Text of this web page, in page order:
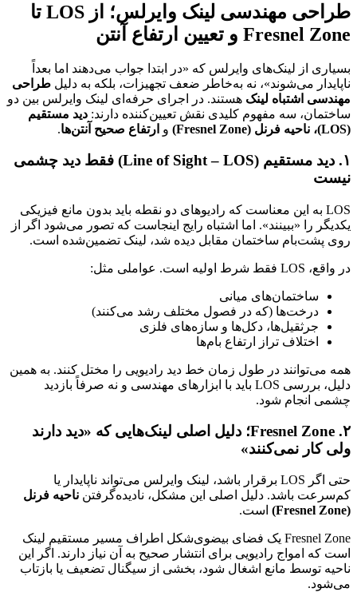
طراحی مهندسی لینک وایرلس؛ از LOS تا
Fresnel Zone و تعیین ارتفاع آنتن
بسیاری از لینک‌های وایرلس که «در ابتدا جواب می‌دهند اما بعداً
ناپایدار می‌شوند»، نه به‌خاطر ضعف تجهیزات، بلکه به دلیل طراحی
مهندسی اشتباه لینک هستند. در اجرای حرفه‌ای لینک وایرلس بین دو
ساختمان، سه مفهوم کلیدی نقش تعیین‌کننده دارند: دید مستقیم
(LOS)، ناحیه فرنل (Fresnel Zone)
و ارتفاع صحیح آنتن‌ها.
۱. دید مستقیم (Line of Sight – LOS) فقط دید چشمی
نیست
LOS به این معناست که رادیوهای دو نقطه باید بدون مانع فیزیکی
یکدیگر را «ببینند». اما اشتباه رایج اینجاست که تصور می‌شود اگر از
روی پشت‌بام ساختمان مقابل دیده شد، لینک تضمین‌شده است.
در واقع، LOS فقط شرط اولیه است. عواملی مثل:
ساختمان‌های میانی
درخت‌ها (که در فصول مختلف رشد می‌کنند)
جرثقیل‌ها، دکل‌ها و سازه‌های فلزی
اختلاف تراز ارتفاع بام‌ها
همه می‌توانند در طول زمان خط دید رادیویی را مختل کنند. به همین
دلیل، بررسی LOS باید با ابزارهای مهندسی و نه صرفاً بازدید
چشمی انجام شود.
۲. Fresnel Zone؛ دلیل اصلی لینک‌هایی که «دید دارند
ولی کار نمی‌کنند»
حتی اگر LOS برقرار باشد، لینک وایرلس می‌تواند ناپایدار یا
کم‌سرعت باشد. دلیل اصلی این مشکل، نادیده‌گرفتن ناحیه فرنل
(Fresnel Zone)
است.
Fresnel Zone یک فضای بیضوی‌شکل اطراف مسیر مستقیم لینک
است که امواج رادیویی برای انتشار صحیح به آن نیاز دارند. اگر این
ناحیه توسط مانع اشغال شود، بخشی از سیگنال تضعیف یا بازتاب
می‌شود.